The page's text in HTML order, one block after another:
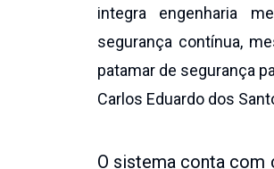
integra engenharia
segurança contínua,
patamar de segurança
Carlos Eduardo dos
O sistema conta